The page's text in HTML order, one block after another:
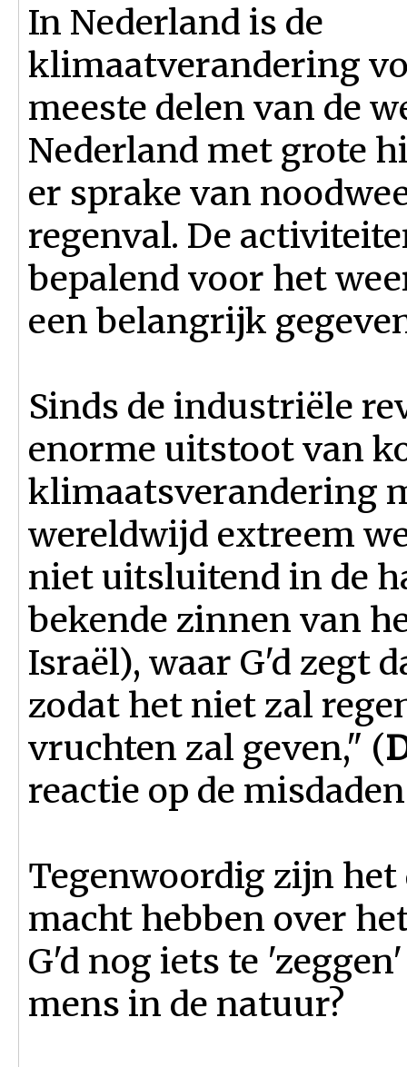
In Nederland is de
klimaatverandering
meeste delen van de
Nederland met grote
er sprake van
regenval. De
bepalend voor het
een belangrijk
Sinds de industriële
enorme uitstoot van
klimaatsverandering
wereldwijd extreem
niet uitsluitend in de
bekende zinnen van
Israël), waar G'd zegt
zodat het niet zal
vruchten zal geven," (
reactie op de
Tegenwoordig zijn het
macht hebben over
G'd nog iets te
mens in de natuur?